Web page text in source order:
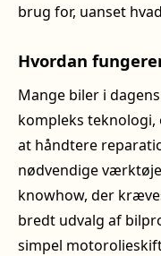
brug for, uanset
Hvordan
Mange biler i
kompleks
at håndtere
nødvendige
knowhow, der
bredt udvalg af
simpel